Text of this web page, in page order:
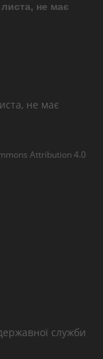
не має
не має
Attribution 4.0
служби